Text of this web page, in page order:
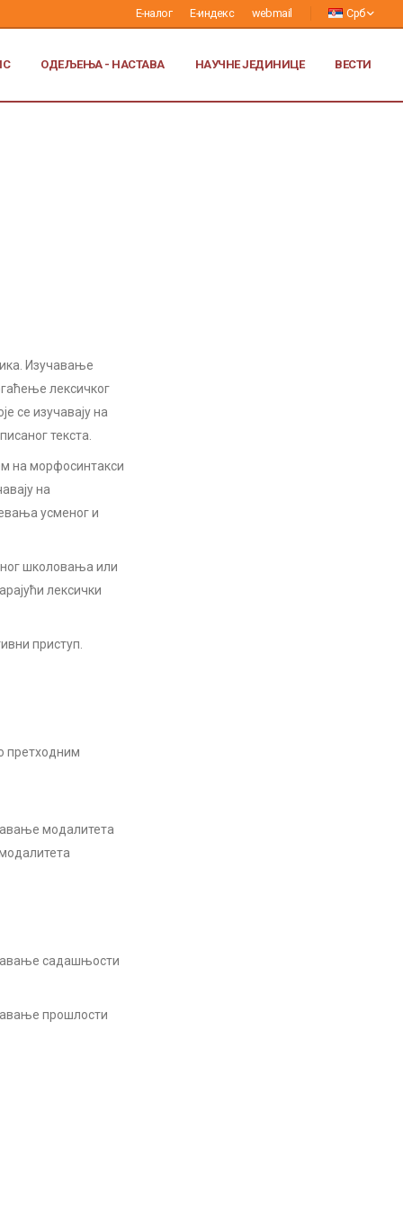
Е-налог Е-индекс webmail Срб
ОДЕЉЕЊА - НАСТАВА НАУЧНЕ ЈЕДИНИЦЕ ВЕСТИ
Изучавање
лексичког
се изучавају на
текста.
на морфосинтакси
на
усменог и
школовања или
лексички
приступ.
претходним
модалитета
садашњости
прошлости